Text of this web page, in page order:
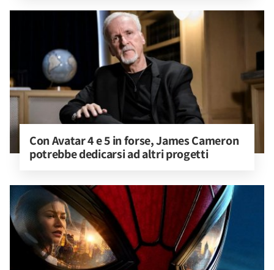
Con Avatar 4 e 5 in forse, James Cameron
potrebbe dedicarsi ad altri progetti